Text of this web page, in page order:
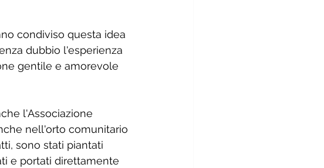
condiviso questa idea
dubbio l'esperienza
gentile e amorevole
l'Associazione
nell'orto comunitario
sono stati piantati
e portati direttamente